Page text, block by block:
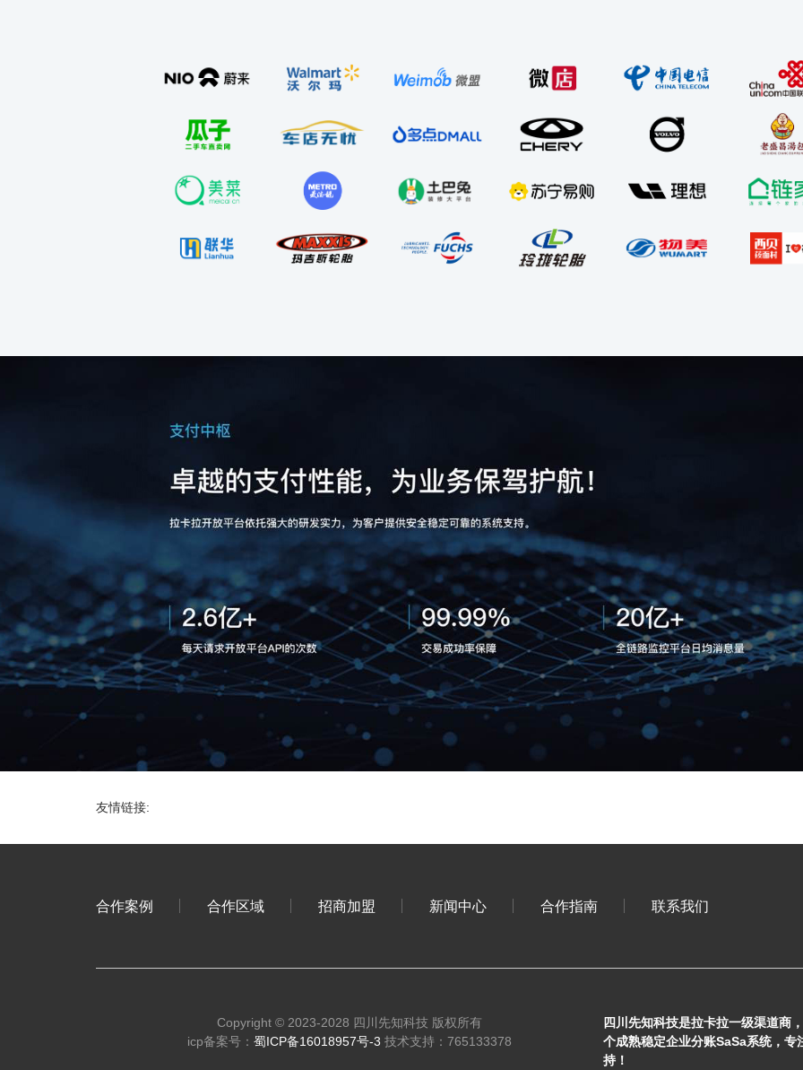
友情链接:
合作案例 合作区域 招商加盟 新闻中心 合作指南 联系我们
Copyright © 2023-2028 四川先知科技 版权所有
icp备案号： 蜀ICP备16018957号-3 技术支持：765133378
四川先知科技是拉卡拉一级渠道商
个成熟稳定企业分账SaSa系统，
持！